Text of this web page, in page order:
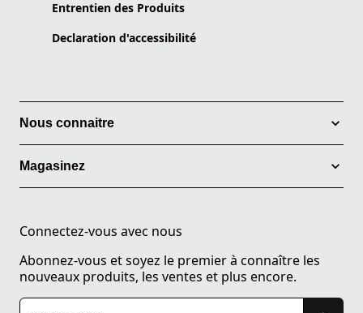
Entrentien des Produits
Declaration d'accessibilité
Nous connaitre
Magasinez
Connectez-vous avec nous
Abonnez-vous et soyez le premier à connaître les
nouveaux produits, les ventes et plus encore.